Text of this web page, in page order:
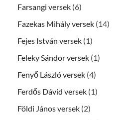
Farsangi versek (6)
Fazekas Mihály versek (14)
Fejes István versek (1)
Feleky Sándor versek (1)
Fenyő László versek (4)
Ferdős Dávid versek (1)
Földi János versek (2)